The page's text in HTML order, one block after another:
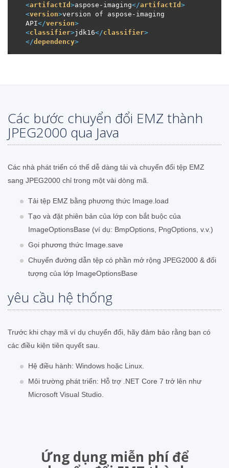
<artifactId >aspose-imaging</artifactId >
<version>version of aspose-imaging
API</version>
<classifier>jdk16</classifier>
</dependency>
Các bước chuyển đổi EMZ thành
JPEG2000 qua Java
Các nhà phát triển có thể dễ dàng tải và chuyển đổi tệp EMZ
sang JPEG2000 chỉ trong một vài dòng mã.
Tải tệp EMZ bằng phương thức Image.load
Tạo và đặt phiên bản của lớp con bắt buộc của
ImageOptionsBase (ví dụ: BmpOptions, PngOptions, v.v.)
Gọi phương thức Image.save
Chuyển đường dẫn tệp có phần mở rộng JPEG2000 & đối
tượng của lớp ImageOptionsBase
yêu cầu hệ thống
Trước khi chạy mã ví dụ chuyển đổi, hãy đảm bảo rằng bạn có
các điều kiện tiên quyết sau.
Hệ điều hành: Windows hoặc Linux.
Môi trường phát triển: Hỗ trợ .NET Core 7 trở lên như
Microsoft Visual Studio.
Ứng dụng miễn phí để